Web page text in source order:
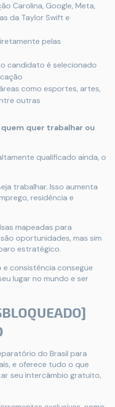
Carolina, Google, Meta,
da Taylor Swift e
pelas
candidato é selecionado
como esportes, artes,
outras
quer trabalhar ou
qualificado ainda, o
trabalhar. Isso aumenta
residência e
mapeadas para
oportunidades, mas sim
estratégico.
consistência consegue
lugar no mundo e ser
do Brasil para
e oferece tudo o que
seu intercâmbio gratuito,